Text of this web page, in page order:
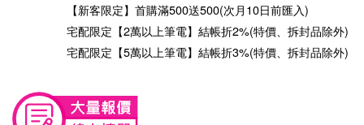
【新客限定】首購滿500送500(次月10日前匯入)
宅配限定【2萬以上筆電】結帳折2%(特價、拆封品除外)
宅配限定【5萬以上筆電】結帳折3%(特價、拆封品除外)